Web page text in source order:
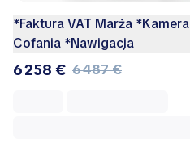
*Faktura VAT Marża *Kamera
Cofania *Nawigacja
6 258 € 6 487 €